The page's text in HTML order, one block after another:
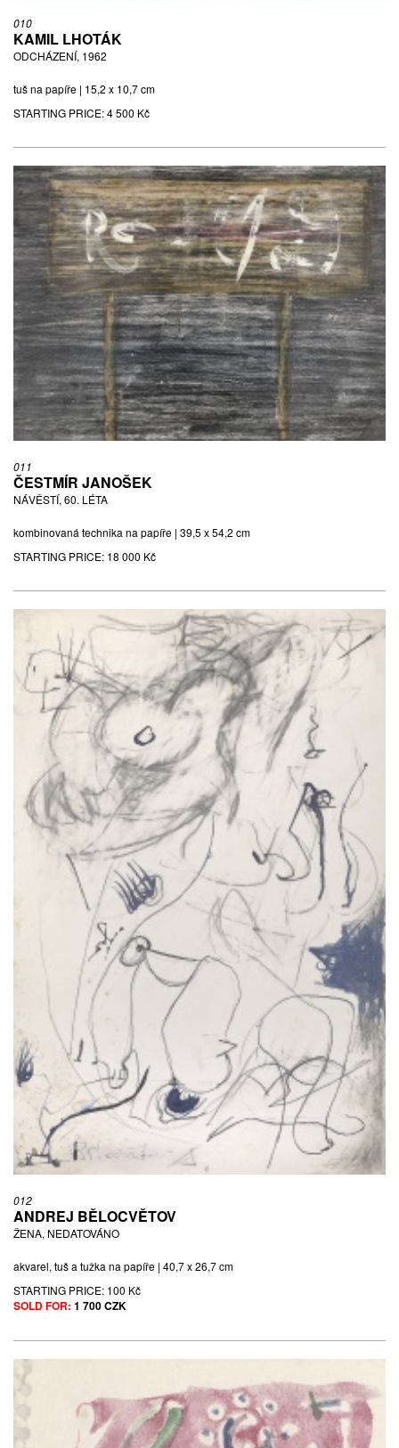
010
KAMIL LHOTÁK
ODCHÁZENÍ, 1962
tuš na papíře | 15,2 x 10,7 cm
STARTING PRICE:4 500 Kč
011
ČESTMÍR JANOŠEK
NÁVĚSTÍ, 60. LÉTA
kombinovaná technika na papíře | 39,5 x 54,2 cm
STARTING PRICE: 18 000 Kč
012
ANDREJ BĚLOCVĚTOV
ŽENA, NEDATOVÁNO
akvarel, tuš a tužka na papíře | 40,7 x 26,7 cm
STARTING PRICE: 100 Kč
SOLD FOR: 1 700 CZK